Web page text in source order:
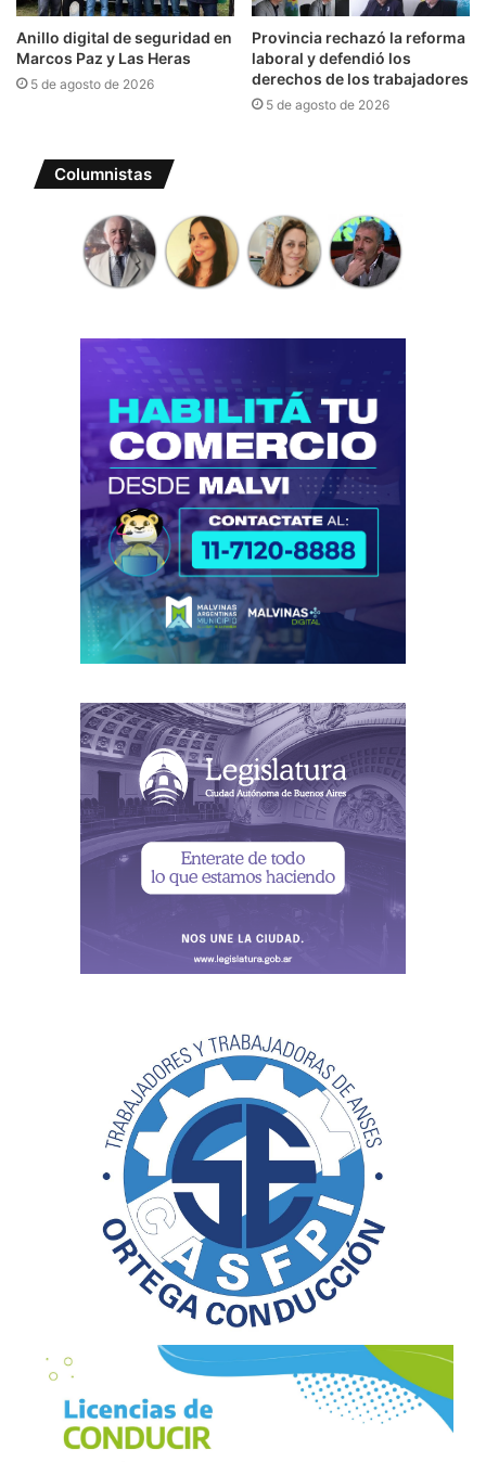
Anillo digital de seguridad en
Marcos Paz y Las Heras
5 de agosto de 2026
Provincia rechazó la reforma
laboral y defendió los
derechos de los trabajadores
5 de agosto de 2026
Columnistas